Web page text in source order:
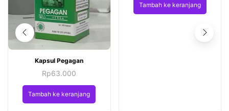
Kapsul Pegagan
Rp63.000
Tambah ke keranjang
Tambah ke keranjang